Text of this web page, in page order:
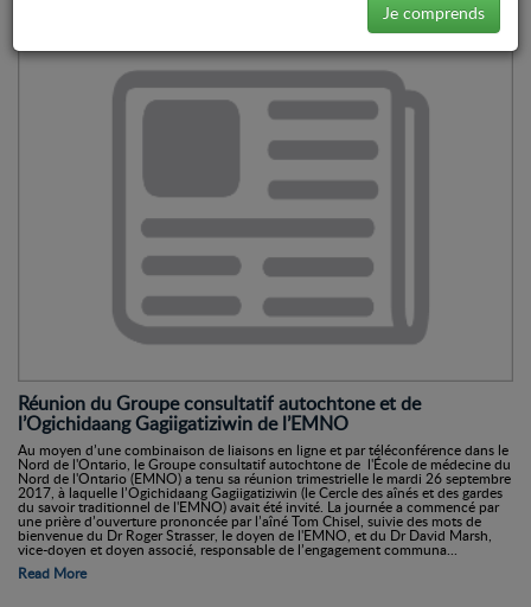
Je comprends
Réunion du Groupe consultatif autochtone et de
l’Ogichidaang Gagiigatiziwin de l’EMNO
Au moyen d’une combinaison de liaisons en ligne et par téléconférence dans le
Nord de l'Ontario, le Groupe consultatif autochtone de l'École de médecine du
Nord de l'Ontario (EMNO) a tenu sa réunion trimestrielle le mardi 26 septembre
2017, à laquelle l’Ogichidaang Gagiigatiziwin (le Cercle des aînés et des gardes
du savoir traditionnel de l'EMNO) avait été invité. La journée a commencé par
une prière d’ouverture prononcée par l’aîné Tom Chisel, suivie des mots de
bienvenue du Dr Roger Strasser, le doyen de l'EMNO, et du Dr David Marsh,
vice-doyen et doyen associé, responsable de l’engagement communa...
Read More